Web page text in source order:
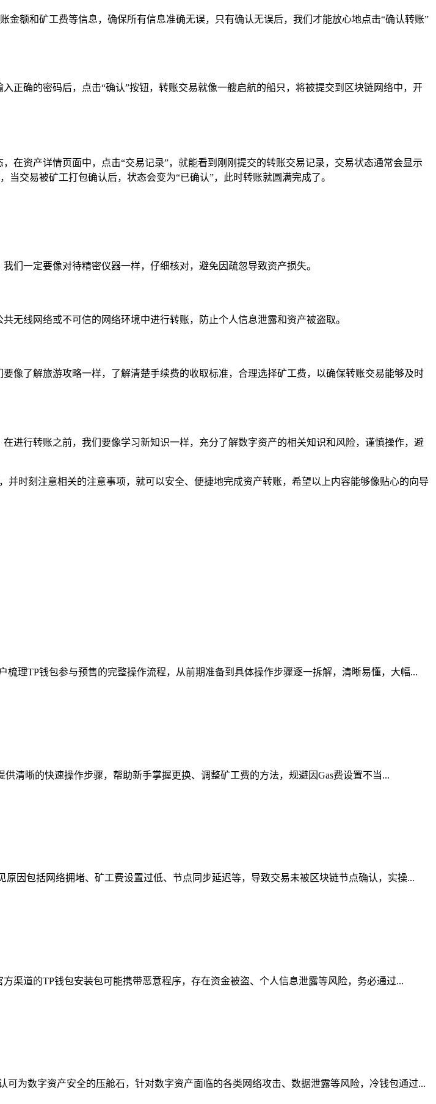
额和矿工费等信息，确保所有信息准确无误，只有确认无误后，我们才能放心地点击“确认转账”
正确的密码后，点击“确认”按钮，转账交易就像一艘启航的船只，将被提交到区块链网络中，开
在资产详情页面中，点击“交易记录”，就能看到刚刚提交的转账交易记录，交易状态通常会显示
交易被矿工打包确认后，状态会变为“已确认”，此时转账就圆满完成了。
们一定要像对待精密仪器一样，仔细核对，避免因疏忽导致资产损失。
无线网络或不可信的网络环境中进行转账，防止个人信息泄露和资产被盗取。
像了解旅游攻略一样，了解清楚手续费的收取标准，合理选择矿工费，以确保转账交易能够及时
进行转账之前，我们要像学习新知识一样，充分了解数字资产的相关知识和风险，谨慎操作，避
时刻注意相关的注意事项，就可以安全、便捷地完成资产转账，希望以上内容能够像贴心的向导
理TP钱包参与预售的完整操作流程，从前期准备到具体操作步骤逐一拆解，清晰易懂，大幅...
清晰的快速操作步骤，帮助新手掌握更换、调整矿工费的方法，规避因Gas费设置不当...
因包括网络拥堵、矿工费设置过低、节点同步延迟等，导致交易未被区块链节点确认，实操...
渠道的TP钱包安装包可能携带恶意程序，存在资金被盗、个人信息泄露等风险，务必通过...
为数字资产安全的压舱石，针对数字资产面临的各类网络攻击、数据泄露等风险，冷钱包通过...